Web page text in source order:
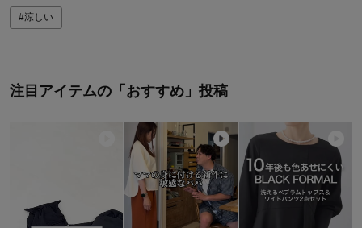
#涼しい
注目アイテムの「おすすめ」投稿